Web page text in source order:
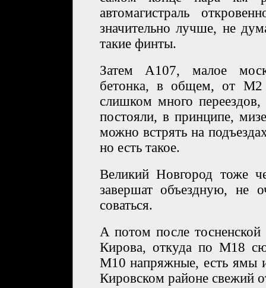
автомагистраль
значительно лучше, не
такие финты.
Затем А107, малое
бетонка, в общем, от
слишком много
постояли, в принципе,
можно встрять на
но есть такое.
Великий Новгород тоже
завершат объездную, не
соваться.
А потом после
Кирова, откуда по М18
М10 напряжные, есть ямы
Кировском районе свежий